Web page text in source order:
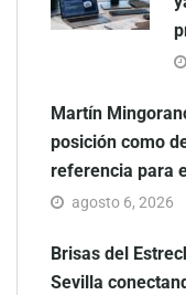
Martín
posición como
referencia para
agosto 6, 2026
Brisas del
Sevilla